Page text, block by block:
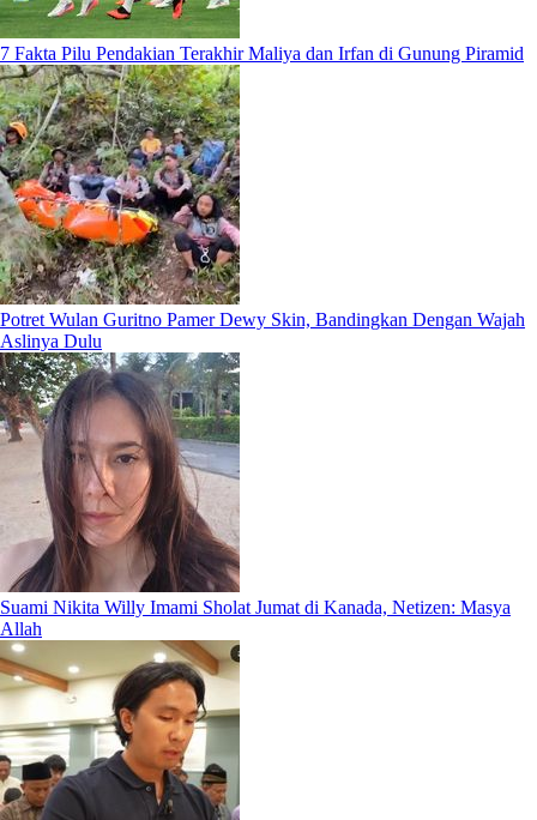
7 Fakta Pilu Pendakian Terakhir Maliya dan Irfan di Gunung Piramid
Potret Wulan Guritno Pamer Dewy Skin, Bandingkan Dengan Wajah
Aslinya Dulu
Suami Nikita Willy Imami Sholat Jumat di Kanada, Netizen: Masya
Allah